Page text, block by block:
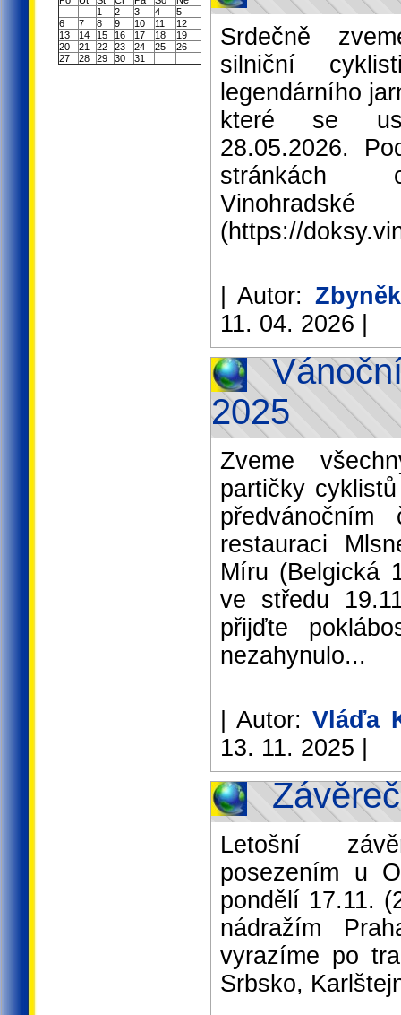
1
2 3 4
5
6
7 8 9 10 11
12
13
14 15 16 17 18
19
20
21 22 23 24 25
26
27
28 29 30 31
Srdečně
silniční
legendárního
které se
28.05.2026.
stránkách
(https://
| Autor:
11. 04. 2026 |
2025
Zveme
partičky
restauraci
Míru (Belgická
ve středu
přijďte
nezahynulo...
| Autor:Vláďa
13. 11. 2025 |
Letošní
posezením u
pondělí 17.11.
nádražím
vyrazíme po
Srbsko,